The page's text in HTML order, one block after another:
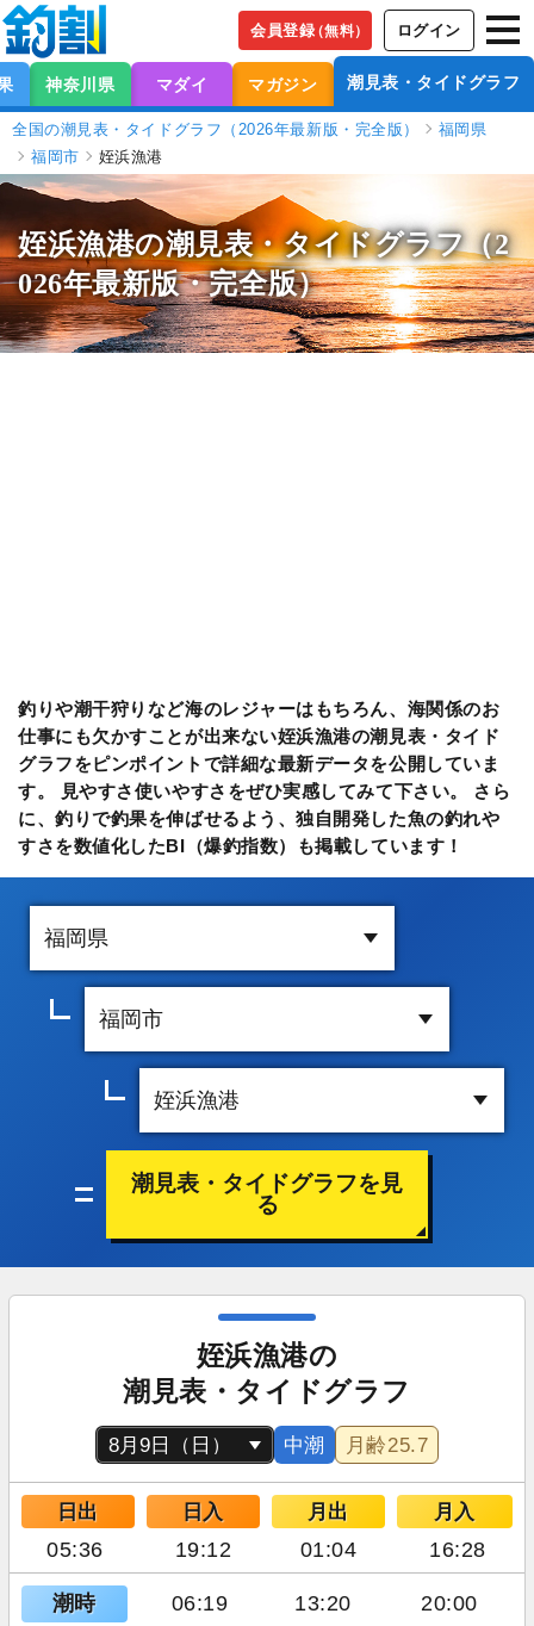
会員登録（無料） ログイン
神奈川県 マダイ マガジン 潮見表・タイドグラフ
全国の潮見表・タイドグラフ（2026年最新版・完全版）
福岡県
福岡市
姪浜漁港
姪浜漁港の潮見表・タイドグラフ（2
026年最新版・完全版）
釣りや潮干狩りなど海のレジャーはもちろん、海関係のお
仕事にも欠かすことが出来ない姪浜漁港の潮見表・タイド
グラフをピンポイントで詳細な最新データを公開していま
す。 見やすさ使いやすさをぜひ実感してみて下さい。 さら
に、釣りで釣果を伸ばせるよう、独自開発した魚の釣れや
すさを数値化したBI（爆釣指数）も掲載しています！
潮見表・タイドグラフを見
る
姪浜漁港の
潮見表・タイドグラフ
中潮 月齢25.7
日出 日入 月出 月入
05:36 19:12 01:04 16:28
潮時 06:19 13:20 20:00